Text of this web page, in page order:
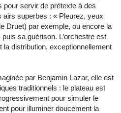
pour servir de prétexte à des
superbes : « Pleurez, yeux
Druet) par exemple, ou encore la
sa guérison. L’orchestre est
la distribution, exceptionnellement
par Benjamin Lazar, elle est
traditionnels : le plateau est
pour simuler le
pour illuminer doucement la